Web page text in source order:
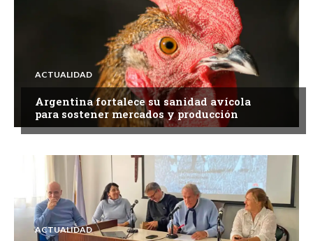
ACTUALIDAD
Argentina fortalece su sanidad avícola
para sostener mercados y producción
ACTUALIDAD